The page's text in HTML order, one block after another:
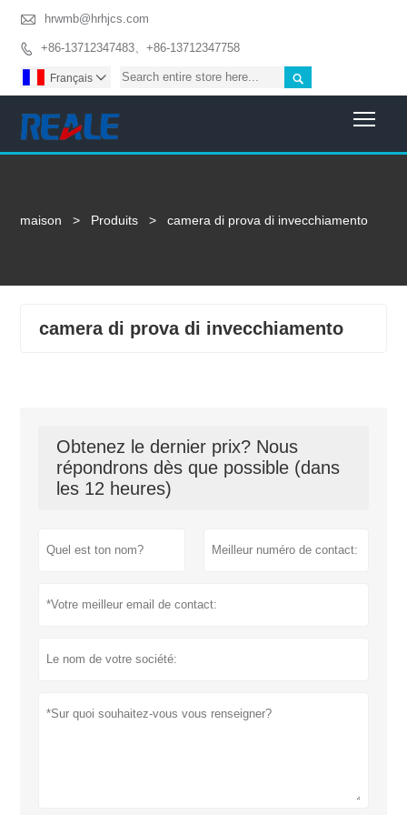
 hrwmb@hrhjcs.com
 +86-13712347483、+86-13712347758

Français 
maison > Produits > camera di prova di invecchiamento
camera di prova di invecchiamento
Obtenez le dernier prix? Nous
répondrons dès que possible (dans
les 12 heures)